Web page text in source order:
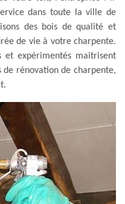
dans toute la ville de
des bois de qualité et
de vie à votre charpente.
et expérimentés maitrisent
rénovation de charpente,